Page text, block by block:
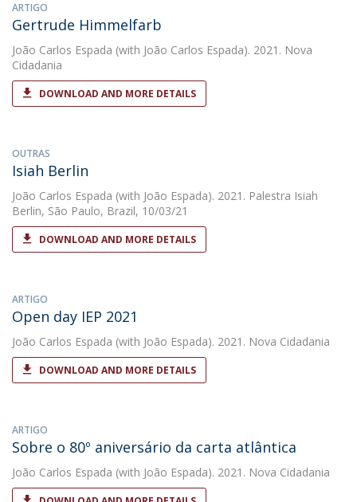
ARTIGO
Gertrude Himmelfarb
João Carlos Espada (with João Carlos Espada). 2021. Nova
Cidadania
DOWNLOAD AND MORE DETAILS
OUTRAS
Isiah Berlin
João Carlos Espada (with João Espada). 2021. Palestra Isiah
Berlin, São Paulo, Brazil, 10/03/21
DOWNLOAD AND MORE DETAILS
ARTIGO
Open day IEP 2021
João Carlos Espada (with João Espada). 2021. Nova Cidadania
DOWNLOAD AND MORE DETAILS
ARTIGO
Sobre o 80º aniversário da carta atlântica
João Carlos Espada (with João Espada). 2021. Nova Cidadania